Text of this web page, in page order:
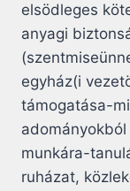
elsödleges
anyagi
egyház(i
támogatása-
munkára-
ruházat,